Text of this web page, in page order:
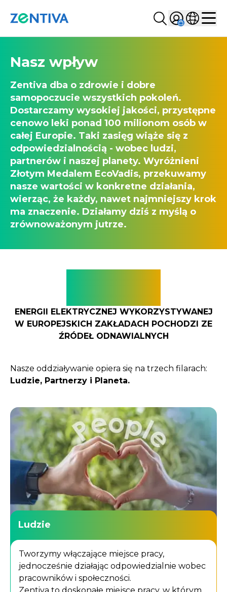
Szukaj...
Sign inWybierz
Nasz wpływ
Zentiva dba o zdrowie i dobre
samopoczucie wszystkich pokoleń.
Dostarczamy wysokiej jakości, przystępne
cenowo leki ponad 100 milionom osób w
całej Europie. Taki zasięg wiąże się z
odpowiedzialnością - wobec ludzi,
partnerów i naszej planety. Wyróżnieni
Złotym Medalem EcoVadis, przekuwamy
nasze wartości w konkretne działania,
wierząc, że każdy, nawet najmniejszy krok
ma znaczenie. Działamy dziś z myślą o
zrównoważonym jutrze.
ENERGII ELEKTRYCZNEJ WYKORZYSTYWANEJ
W EUROPEJSKICH ZAKŁADACH POCHODZI ZE
ŹRÓDEŁ ODNAWIALNYCH
Nasze oddziaływanie opiera się na trzech filarach:
Ludzie, Partnerzy i Planeta.
Ludzie
Tworzymy włączające miejsce pracy,
jednocześnie działając odpowiedzialnie wobec
pracowników i społeczności.